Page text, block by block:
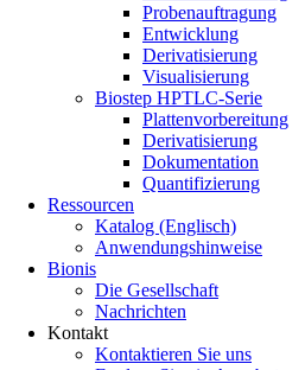
Probenauftragung
Entwicklung
Derivatisierung
Visualisierung
Biostep HPTLC-Serie
Plattenvorbereitung
Derivatisierung
Dokumentation
Quantifizierung
Ressourcen
Katalog (Englisch)
Anwendungshinweise
Bionis
Die Gesellschaft
Nachrichten
Kontakt
Kontaktieren Sie uns